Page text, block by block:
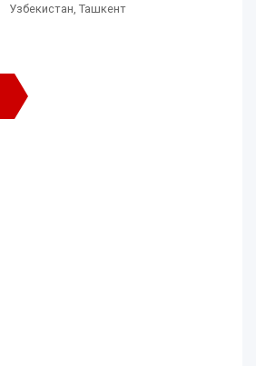
Узбекистан Ташкент